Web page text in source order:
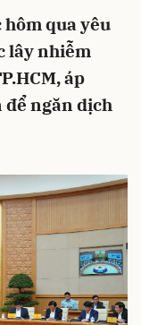
qua yêu
lây nhiễm
áp
để ngăn dịch
Hủy